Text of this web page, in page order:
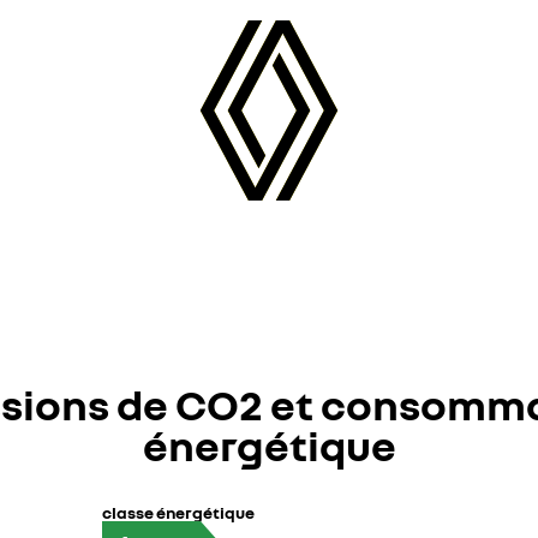
de CO2 et
énergétique
classe énergétique